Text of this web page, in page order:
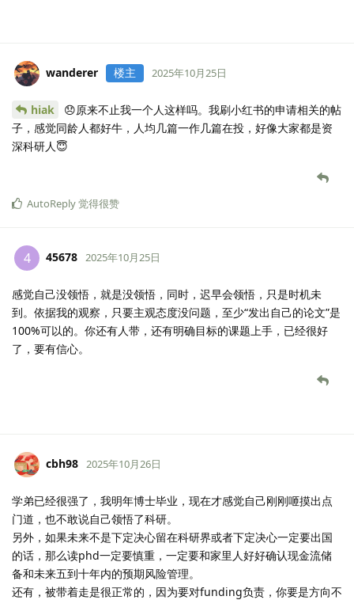
wanderer 楼主 2025年10月25日
hiak
😞原来不止我一个人这样吗。我刷小红书的申请相关的帖
子，感觉同龄人都好牛，人均几篇一作几篇在投，好像大家都是资
深科研人😇
AutoReply觉得很赞
4 45678 2025年10月25日
感觉自己没领悟，就是没领悟，同时，迟早会领悟，只是时机未
到。依据我的观察，只要主观态度没问题，至少“发出自己的论文”是
100%可以的。你还有人带，还有明确目标的课题上手，已经很好
了，要有信心。
cbh98 2025年10月26日
学弟已经很强了，我明年博士毕业，现在才感觉自己刚刚咂摸出点
门道，也不敢说自己领悟了科研。
另外，如果未来不是下定决心留在科研界或者下定决心一定要出国
的话，那么读phd一定要慎重，一定要和家里人好好确认现金流储
备和未来五到十年内的预期风险管理。
还有，被带着走是很正常的，因为要对funding负责，你要是方向不